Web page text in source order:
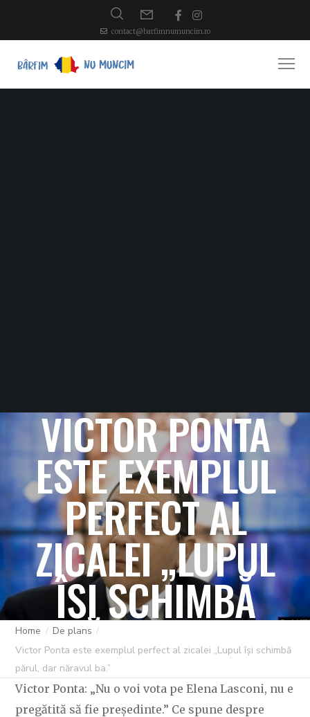
contact@barfimnumuncim.ro
VICTOR PONTA
ESTE EXEMPLUL
PERFECT AL
ZICALEI „LUPUL
ÎȘI SCHIMBĂ
PĂRUL, DAR
NĂRAVUL BA.”
Home
De plans
Victor Ponta este exemplul perfect al zicalei „Lupul își schimbă
părul, dar năravul ba.”
Victor Ponta: „Nu o voi vota pe Elena Lasconi, nu e
pregătită să fie președinte.” Ce spune despre